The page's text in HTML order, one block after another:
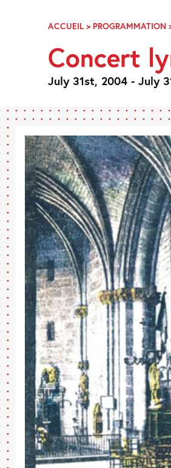
NavigationACCUEIL > PROGRAMMATION
Concert
July 31st, 2004 - July